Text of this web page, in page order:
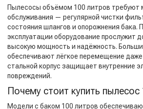
Пылесосы объёмом 100 литров требуют
обслуживания — регулярной чистки
состояния шлангов и опорожнения бака.
эксплуатации оборудование прослужит
высокую мощность и надёжность.
обеспечивают лёгкое перемещение даже
стальной корпус защищает внутренние
повреждений.
Почему стоит купить пылесос
Модели с баком 100 литров